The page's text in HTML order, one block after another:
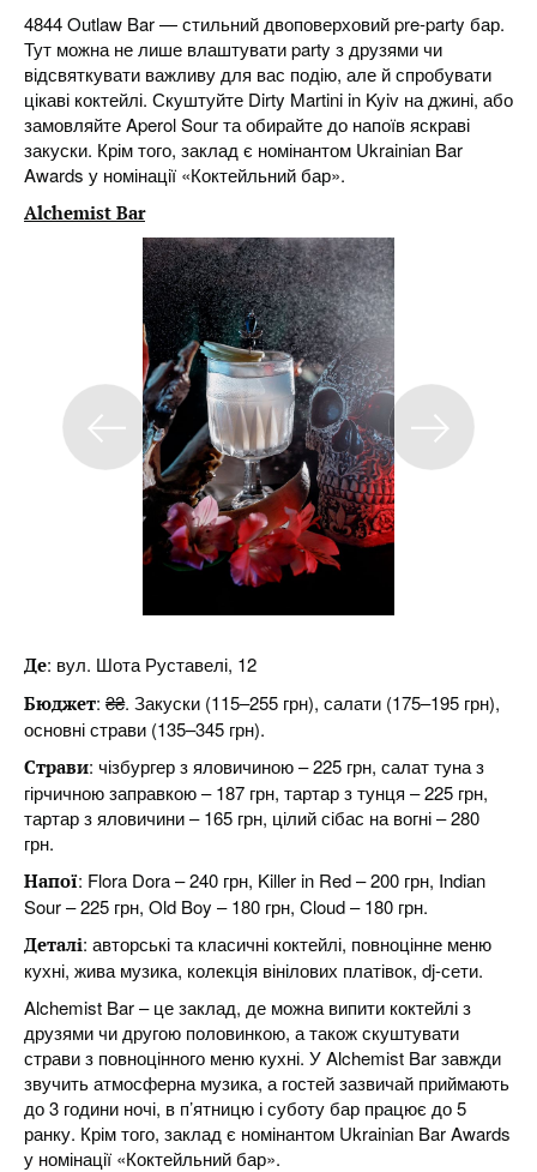
4844 Outlaw Bar — стильний двоповерховий pre-party бар.
Тут можна не лише влаштувати party з друзями чи
відсвяткувати важливу для вас подію, але й спробувати
цікаві коктейлі. Скуштуйте Dirty Martini in Kyiv на джині, або
замовляйте Aperol Sour та обирайте до напоїв яскраві
закуски. Крім того, заклад є номінантом Ukrainian Bar
Awards у номінації «Коктейльний бар».
Alchemist Bar
Де: вул. Шота Руставелі, 12
Бюджет: ₴₴. Закуски (115–255 грн), салати (175–195 грн),
основні страви (135–345 грн).
Страви: чізбургер з яловичиною – 225 грн, салат туна з
гірчичною заправкою – 187 грн, тартар з тунця – 225 грн,
тартар з яловичини – 165 грн, цілий сібас на вогні – 280
грн.
Напої: Flora Dora – 240 грн, Killer in Red – 200 грн, Indian
Sour – 225 грн, Old Boy – 180 грн, Cloud – 180 грн.
Деталі: авторські та класичні коктейлі, повноцінне меню
кухні, жива музика, колекція вінілових платівок, dj-сети.
Alchemist Bar – це заклад, де можна випити коктейлі з
друзями чи другою половинкою, а також скуштувати
страви з повноцінного меню кухні. У Alchemist Bar завжди
звучить атмосферна музика, а гостей зазвичай приймають
до 3 години ночі, в п’ятницю і суботу бар працює до 5
ранку. Крім того, заклад є номінантом Ukrainian Bar Awards
у номінації «Коктейльний бар».